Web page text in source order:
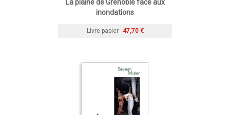
La plaine de Grenoble face aux
inondations
Livre papier 47,70 €